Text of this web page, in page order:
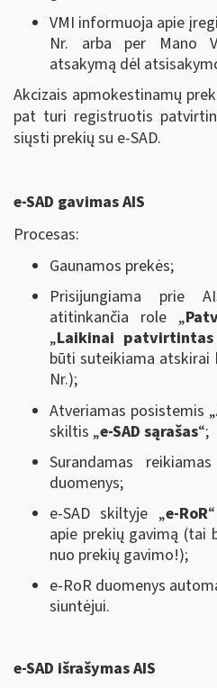
VMI informuoja apie
Nr. arba per Mano
atsakymą dėl
Akcizais apmokestinamų
pat turi registruotis
siųsti prekių su e-SAD.
e-SAD gavimas AIS
Procesas:
Gaunamos prekės;
Prisijungiama prie
atitinkančia role „
„Laikinai patvirtintas
būti suteikiama atskirai
Nr.);
Atveriamas posistemis „
skiltis „e-SAD sąrašas“;
Surandamas
duomenys;
e-SAD skiltyje „e-RoR
apie prekių gavimą (tai
nuo prekių gavimo!);
e-RoR duomenys
siuntėjui.
e-SAD išrašymas AIS